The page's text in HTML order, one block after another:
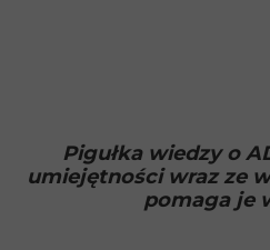
Pigułka wiedzy o
umiejętności wraz ze
pomaga je